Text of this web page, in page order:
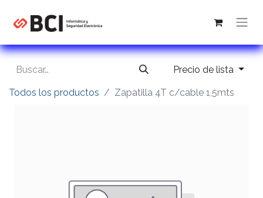
Precio de lista
Todos los productos Zapatilla 4T c/cable 1,5mts